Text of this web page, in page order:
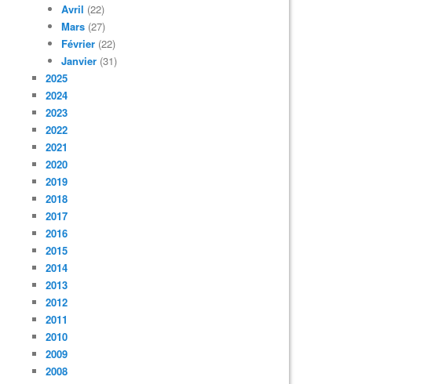
Avril (22)
Mars (27)
Février (22)
Janvier (31)
2025
2024
2023
2022
2021
2020
2019
2018
2017
2016
2015
2014
2013
2012
2011
2010
2009
2008